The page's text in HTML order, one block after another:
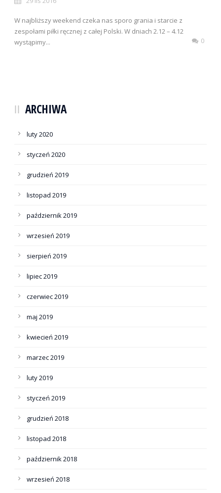
W najbliższy weekend czeka nas sporo grania i starcie z
zespołami piłki ręcznej z całej Polski. W dniach 2.12 – 4.12
wystąpimy...
0
ARCHIWA
luty 2020
styczeń 2020
grudzień 2019
listopad 2019
październik 2019
wrzesień 2019
sierpień 2019
lipiec 2019
czerwiec 2019
maj 2019
kwiecień 2019
marzec 2019
luty 2019
styczeń 2019
grudzień 2018
listopad 2018
październik 2018
wrzesień 2018